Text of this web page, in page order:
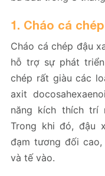
1. Cháo cá
Cháo cá chép đậu
hỗ trợ sự phát
chép rất giàu các
axit
năng kích thích
Trong khi đó, đậu
đạm tương đối
và tế vào.